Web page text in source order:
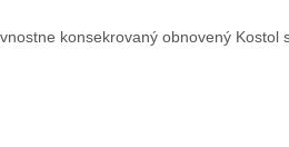
konsekrovaný obnovený Kostol